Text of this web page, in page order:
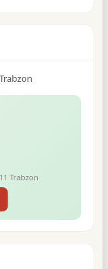
Trabzon